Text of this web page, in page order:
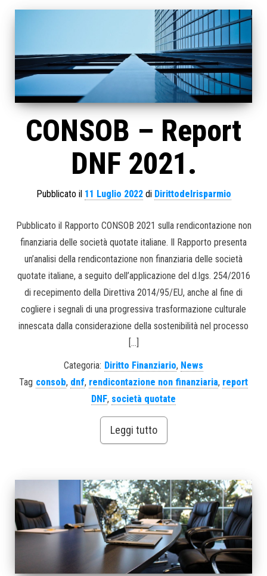
CONSOB – Report
DNF 2021.
Pubblicato il 11 Luglio 2022di Dirittodelrisparmio
Pubblicato il Rapporto CONSOB 2021 sulla rendicontazione non
finanziaria delle società quotate italiane. Il Rapporto presenta
un’analisi della rendicontazione non finanziaria delle società
quotate italiane, a seguito dell’applicazione del d.lgs. 254/2016
di recepimento della Direttiva 2014/95/EU, anche al fine di
cogliere i segnali di una progressiva trasformazione culturale
innescata dalla considerazione della sostenibilità nel processo
[…]
Categoria: Diritto Finanziario, News
Tag consob, dnf, rendicontazione non finanziaria, report
DNF, società quotate
Leggi tutto